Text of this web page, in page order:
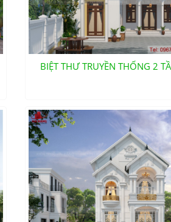
BIỆT THƯ TRUYỀN THỐNG 2